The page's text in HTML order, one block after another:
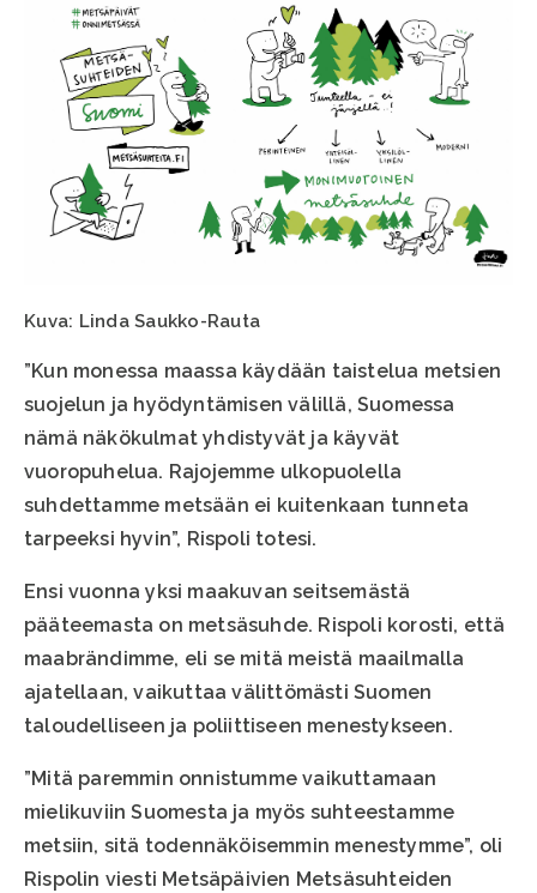
Kuva: Linda Saukko-Rauta
”Kun monessa maassa käydään taistelua metsien
suojelun ja hyödyntämisen välillä, Suomessa
nämä näkökulmat yhdistyvät ja käyvät
vuoropuhelua. Rajojemme ulkopuolella
suhdettamme metsään ei kuitenkaan tunneta
tarpeeksi hyvin”, Rispoli totesi.
Ensi vuonna yksi maakuvan seitsemästä
pääteemasta on metsäsuhde. Rispoli korosti, että
maabrändimme, eli se mitä meistä maailmalla
ajatellaan, vaikuttaa välittömästi Suomen
taloudelliseen ja poliittiseen menestykseen.
”Mitä paremmin onnistumme vaikuttamaan
mielikuviin Suomesta ja myös suhteestamme
metsiin, sitä todennäköisemmin menestymme”, oli
Rispolin viesti Metsäpäivien Metsäsuhteiden